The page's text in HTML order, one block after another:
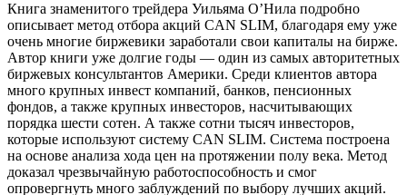
Книга знаменитого трейдера Уильяма О’Нила подробно
описывает метод отбора акций CAN SLIM, благодаря ему уже
очень многие биржевики заработали свои капиталы на бирже.
Автор книги уже долгие годы — один из самых авторитетных
биржевых консультантов Америки. Среди клиентов автора
много крупных инвест компаний, банков, пенсионных
фондов, а также крупных инвесторов, насчитывающих
порядка шести сотен. А также сотни тысяч инвесторов,
которые используют систему CAN SLIM. Система построена
на основе анализа хода цен на протяжении полу века. Метод
доказал чрезвычайную работоспособность и смог
опровергнуть много заблуждений по выбору лучших акций.